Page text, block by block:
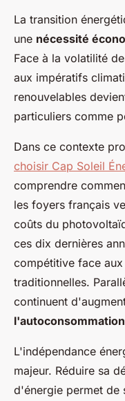
La transition
une nécessité
Face à la volatilité
aux impératifs
renouvelables
particuliers comme
Dans ce contexte
choisir Cap Soleil
comprendre
les foyers français
coûts du
ces dix dernières
compétitive face
traditionnelles.
continuent
L'indépendance
majeur. Réduire sa
d'énergie permet de